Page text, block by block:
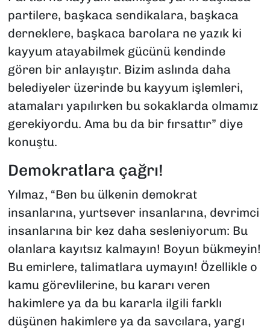
partilere, başkaca sendikalara, başkaca
derneklere, başkaca barolara ne yazık ki
kayyum atayabilmek gücünü kendinde
gören bir anlayıştır. Bizim aslında daha
belediyeler üzerinde bu kayyum işlemleri,
atamaları yapılırken bu sokaklarda olmamız
gerekiyordu. Ama bu da bir fırsattır” diye
konuştu.
Demokratlara çağrı!
Yılmaz, “Ben bu ülkenin demokrat
insanlarına, yurtsever insanlarına, devrimci
insanlarına bir kez daha sesleniyorum: Bu
olanlara kayıtsız kalmayın! Boyun bükmeyin!
Bu emirlere, talimatlara uymayın! Özellikle o
kamu görevlilerine, bu kararı veren
hakimlere ya da bu kararla ilgili farklı
düşünen hakimlere ya da savcılara, yargı